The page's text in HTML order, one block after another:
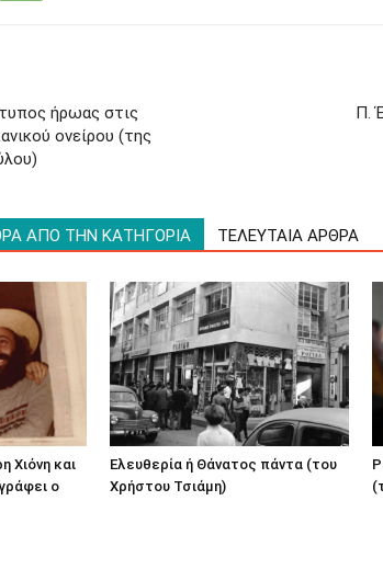
ήρωας στις
ονείρου (της
Π.
ΑΠΟ ΤΗΝ ΚΑΤΗΓΟΡΙΑ ΤΕΛΕΥΤΑΙΑ ΑΡΘΡΑ
Χιόνη και
ο
Ελευθερία ή Θάνατος πάντα (του
Χρήστου Τσιάμη)